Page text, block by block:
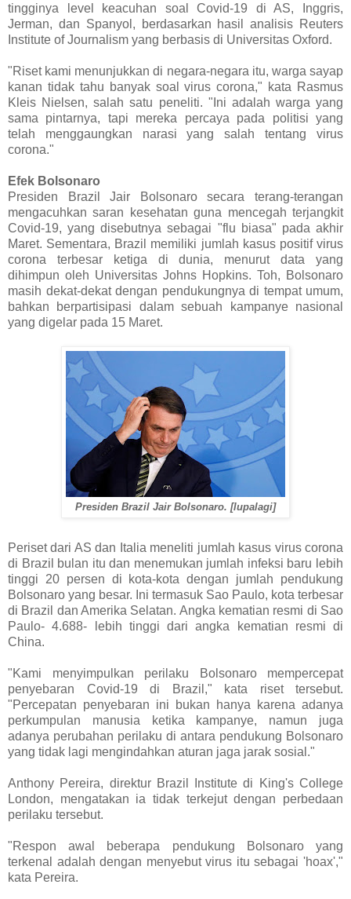
tingginya level keacuhan soal Covid-19 di AS, Inggris,
Jerman, dan Spanyol, berdasarkan hasil analisis Reuters
Institute of Journalism yang berbasis di Universitas Oxford.
"Riset kami menunjukkan di negara-negara itu, warga sayap
kanan tidak tahu banyak soal virus corona," kata Rasmus
Kleis Nielsen, salah satu peneliti. "Ini adalah warga yang
sama pintarnya, tapi mereka percaya pada politisi yang
telah menggaungkan narasi yang salah tentang virus
corona."
Efek Bolsonaro
Presiden Brazil Jair Bolsonaro secara terang-terangan
mengacuhkan saran kesehatan guna mencegah terjangkit
Covid-19, yang disebutnya sebagai "flu biasa" pada akhir
Maret. Sementara, Brazil memiliki jumlah kasus positif virus
corona terbesar ketiga di dunia, menurut data yang
dihimpun oleh Universitas Johns Hopkins. Toh, Bolsonaro
masih dekat-dekat dengan pendukungnya di tempat umum,
bahkan berpartisipasi dalam sebuah kampanye nasional
yang digelar pada 15 Maret.
Presiden Brazil Jair Bolsonaro. [lupalagi]
Periset dari AS dan Italia meneliti jumlah kasus virus corona
di Brazil bulan itu dan menemukan jumlah infeksi baru lebih
tinggi 20 persen di kota-kota dengan jumlah pendukung
Bolsonaro yang besar. Ini termasuk Sao Paulo, kota terbesar
di Brazil dan Amerika Selatan. Angka kematian resmi di Sao
Paulo- 4.688- lebih tinggi dari angka kematian resmi di
China.
"Kami menyimpulkan perilaku Bolsonaro mempercepat
penyebaran Covid-19 di Brazil," kata riset tersebut.
"Percepatan penyebaran ini bukan hanya karena adanya
perkumpulan manusia ketika kampanye, namun juga
adanya perubahan perilaku di antara pendukung Bolsonaro
yang tidak lagi mengindahkan aturan jaga jarak sosial."
Anthony Pereira, direktur Brazil Institute di King's College
London, mengatakan ia tidak terkejut dengan perbedaan
perilaku tersebut.
"Respon awal beberapa pendukung Bolsonaro yang
terkenal adalah dengan menyebut virus itu sebagai 'hoax',"
kata Pereira.